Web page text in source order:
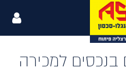
בנכסים למכירה